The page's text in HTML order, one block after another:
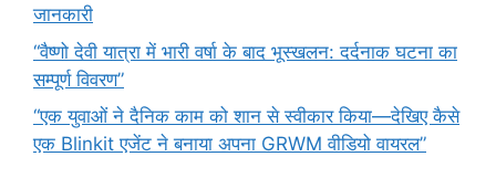
जानकारी
“वैष्णो देवी यात्रा में भारी वर्षा के बाद भूस्खलन: दर्दनाक घटना का
सम्पूर्ण विवरण”
“एक युवाओं ने दैनिक काम को शान से स्वीकार किया—देखिए कैसे
एक Blinkit एजेंट ने बनाया अपना GRWM वीडियो वायरल”